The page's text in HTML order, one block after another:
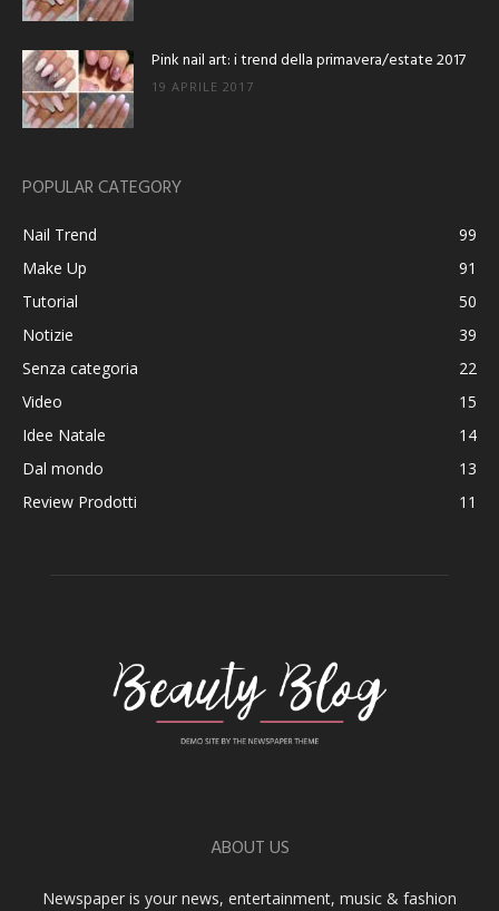
Pink nail art: i trend della primavera/estate 2017
19 APRILE 2017
POPULAR CATEGORY
Nail Trend
99
Make Up
91
Tutorial
50
Notizie
39
Senza categoria
22
Video
15
Idee Natale
14
Dal mondo
13
Review Prodotti
11
ABOUT US
Newspaper is your news, entertainment, music & fashion